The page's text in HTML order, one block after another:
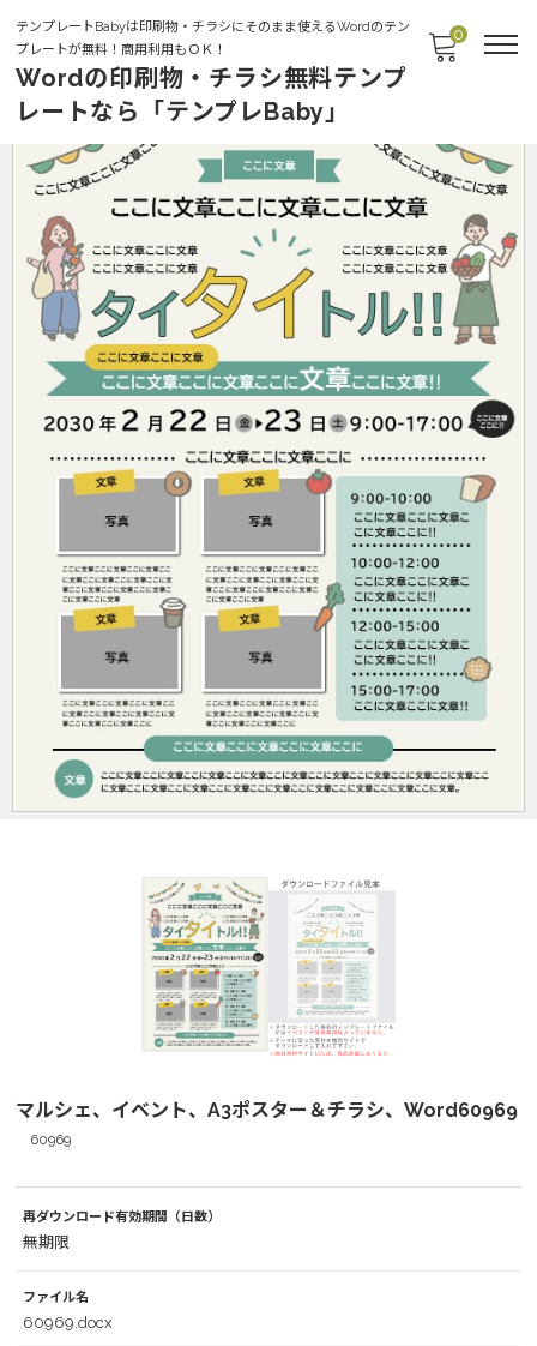
テンプレートBabyは印刷物・チラシにそのまま使えるWordのテン
プレートが無料！商用利用もＯＫ！
Wordの印刷物・チラシ無料テンプ
レートなら「テンプレBaby」
0
マルシェ、イベント、A3ポスター＆チラシ、Word60969
60969
再ダウンロード有効期間（日数）
無期限
ファイル名
60969.docx